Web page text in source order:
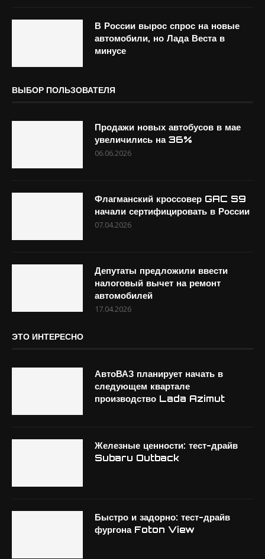
В России вырос спрос на новые
автомобили, но Лада Веста в
минусе
ВЫБОР ПОЛЬЗОВАТЕЛЯ
Продажи новых автобусов в мае
увеличились на 36%
06.06.2026
Флагманский кроссовер GAC S9
начали сертифицировать в России
07.04.2026
Депутаты предложили ввести
налоговый вычет на ремонт
автомобилей
17.04.2026
ЭТО ИНТЕРЕСНО
АвтоВАЗ планирует начать в
следующем квартале
производство Lada Azimut
Железные ценности: тест-драйв
Subaru Outback
Быстро и задорно: тест-драйв
фургона Foton View